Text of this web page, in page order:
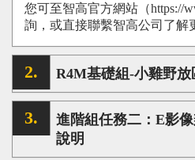
精彩
心得分
Q&A
友情連
您可至智高官方網站（https://
詢，或直接聯繫智高公司了解
R4M基礎組-小雞野放
進階組任務二：E影
說明